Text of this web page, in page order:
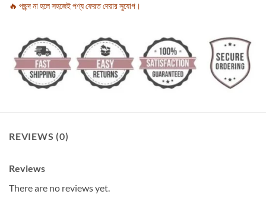
🔥 পছন্দ না হলে সহজেই পণ্য ফেরত দেয়ার সুযোগ।
REVIEWS (0)
Reviews
There are no reviews yet.